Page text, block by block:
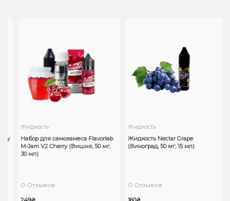
Жидкость
Набор для самозамеса Flavorlab
M-Jam V2 Cherry (Вишня, 50 мг,
30 мл)
0 Отзывов
Жидкость
Жидкость Nectar Grape
(Виноград, 50 мг, 15 мл)
0 Отзывов